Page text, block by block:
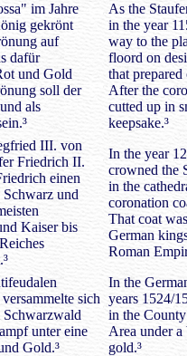
im Jahre
gekrönt
auf
dafür
und Gold
soll der
als
As the
in the year
way to the
floord on
that
After the
cutted up in
keepsake.³
III. von
Friedrich II.
einen
und
Kaiser bis
In the year
crowned the
in the
coronation
That coat
German
Roman
sich
unter eine
Gold.³
In the
years 1524/
in the
Area under
gold.³